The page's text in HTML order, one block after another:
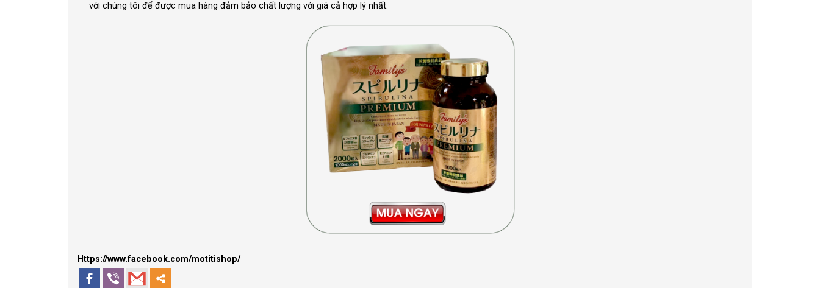
với chúng tôi để được mua hàng đảm bảo chất lượng với giá cả hợp lý nhất.
Https://www.facebook.com/motitishop/